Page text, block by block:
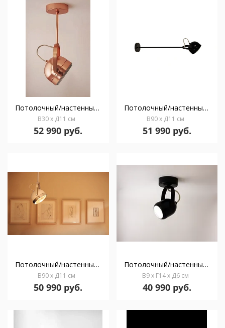
Потолочный/настенный светильник Boogie Track C30 copper
В30 x Д11 см
52 990 руб.
Потолочный/настенный светильник Boogie Track C90 black
В90 x Д11 см
51 990 руб.
Потолочный/настенный светильник Boogie Track C60 white & chrome
В90 x Д11 см
50 990 руб.
Потолочный/настенный светильник Boogie mini W1 black
В9 x Г14 x Д6 см
40 990 руб.